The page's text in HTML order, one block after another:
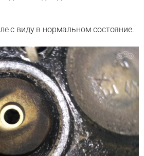
с виду в нормальном состояние.